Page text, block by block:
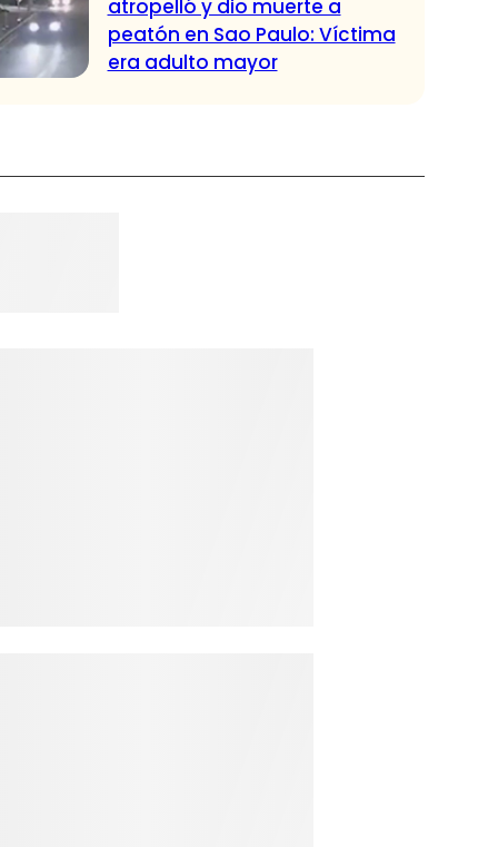
atropelló y dio muerte a
peatón en Sao Paulo: Víctima
era adulto mayor